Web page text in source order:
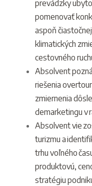
prevádzky
pomenovať
aspoň
klimatických
cestovného
Absolvent
riešenia
zmiernenia
demarketingu v
Absolvent vie
turizmu a
trhu voľného
produktovú,
stratégiu